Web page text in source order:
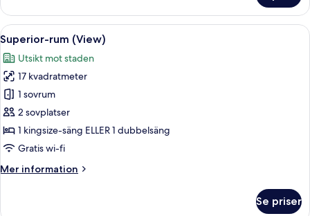
adults)
rum
balkong
(Extra
Bed
3
adults)
Öppna
alla
foton
för
Superior-
rum
(View)
Ett modernt hotellrum med en stor
9
Superior-rum (View)
Utsikt mot staden
17 kvadratmeter
1 sovrum
2 sovplatser
1 kingsize-säng ELLER 1 dubbelsäng
Gratis wi-fi
Mer information
Mer
Se priser